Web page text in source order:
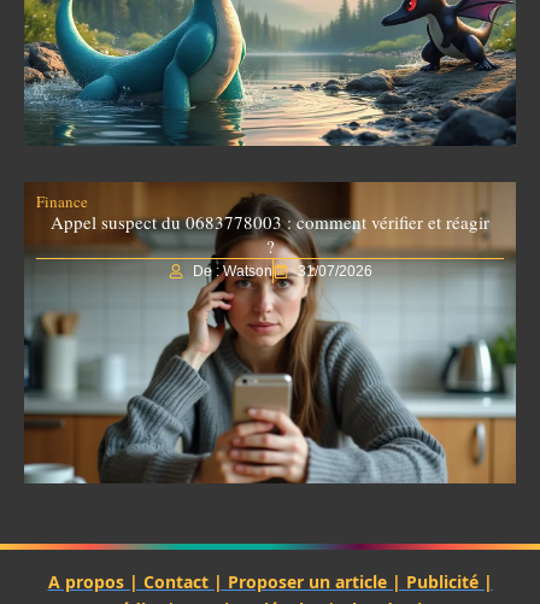
Finance
Appel suspect du 0683778003 : comment vérifier et réagir
?
De : Watson 31/07/2026
A propos | Contact | Proposer un article | Publicité |